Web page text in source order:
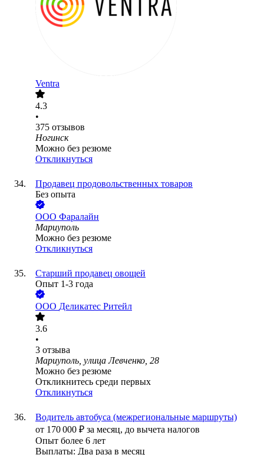
Ventra
4.3
•
375 отзывов
Ногинск
Можно без резюме
Откликнуться
Продавец продовольственных товаров
Без опыта
ООО Фаралайн
Мариуполь
Можно без резюме
Откликнуться
Старший продавец овощей
Опыт 1-3 года
ООО Деликатес Ритейл
3.6
•
3 отзыва
Мариуполь, улица Левченко, 28
Можно без резюме
Откликнитесь среди первых
Откликнуться
Водитель автобуса (межрегиональные маршруты)
от 170 000 ₽ за месяц, до вычета налогов
Опыт более 6 лет
Выплаты: Два раза в месяц